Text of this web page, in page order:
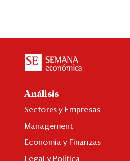
Análisis
Sectores y Empresas
Management
Economía y Finanzas
Legal y Política